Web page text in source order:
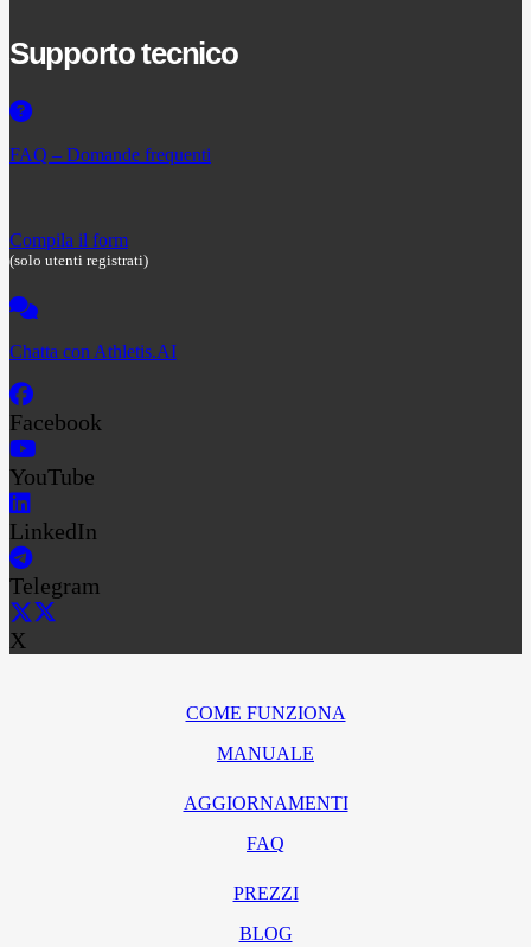
Supporto tecnico
FAQ – Domande frequenti
Compila il form
(solo utenti registrati)
Chatta con Athletis.AI
Facebook
YouTube
LinkedIn
Telegram
X
COME FUNZIONA
MANUALE
AGGIORNAMENTI
FAQ
PREZZI
BLOG